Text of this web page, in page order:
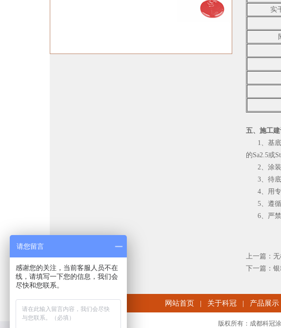
实
五、施工建
1、基底
的Sa2.5或
2、涂装
3、待底
4、用专
5、遵循
6、严禁
上一篇：
下一篇：
网站首页 | 关于科冠 | 产品展示
版权所有：成都科冠
请您留言
感谢您的关注，当前客服人员不在
线，请填写一下您的信息，我们会
尽快和您联系。